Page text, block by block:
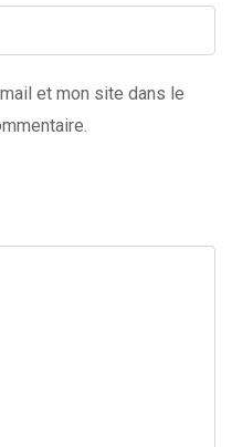
et mon site dans le